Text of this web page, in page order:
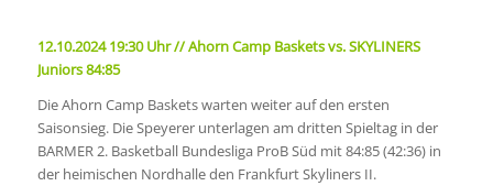
12.10.2024 19:30 Uhr // Ahorn Camp Baskets vs. SKYLINERS
Juniors 84:85
Die Ahorn Camp Baskets warten weiter auf den ersten
Saisonsieg. Die Speyerer unterlagen am dritten Spieltag in der
BARMER 2. Basketball Bundesliga ProB Süd mit 84:85 (42:36) in
der heimischen Nordhalle den Frankfurt Skyliners II.